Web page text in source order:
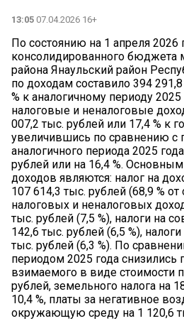
13:05 07.04.2026 16+
По состоянию на 1 апреля 2026
консолидированного бюджета
района Янаульский район
по доходам составило 394
% к аналогичному периоду 2025
налоговые и неналоговые
007,2 тыс. рублей или 17,4 % к
увеличившись по сравнению с
аналогичного периода 2025
рублей или на 16,4 %.
доходов являются: налог на
107 614,3 тыс. рублей (68,9 %
налоговых и неналоговых
тыс. рублей (7,5 %), налоги на
142,6 тыс. рублей (6,5 %),
тыс. рублей (6,3 %). По
периодом 2025 года снизились
взимаемого в виде стоимости
рублей, земельного налога на
10,4 %, платы за негативное
окружающую среду на 1 120,6